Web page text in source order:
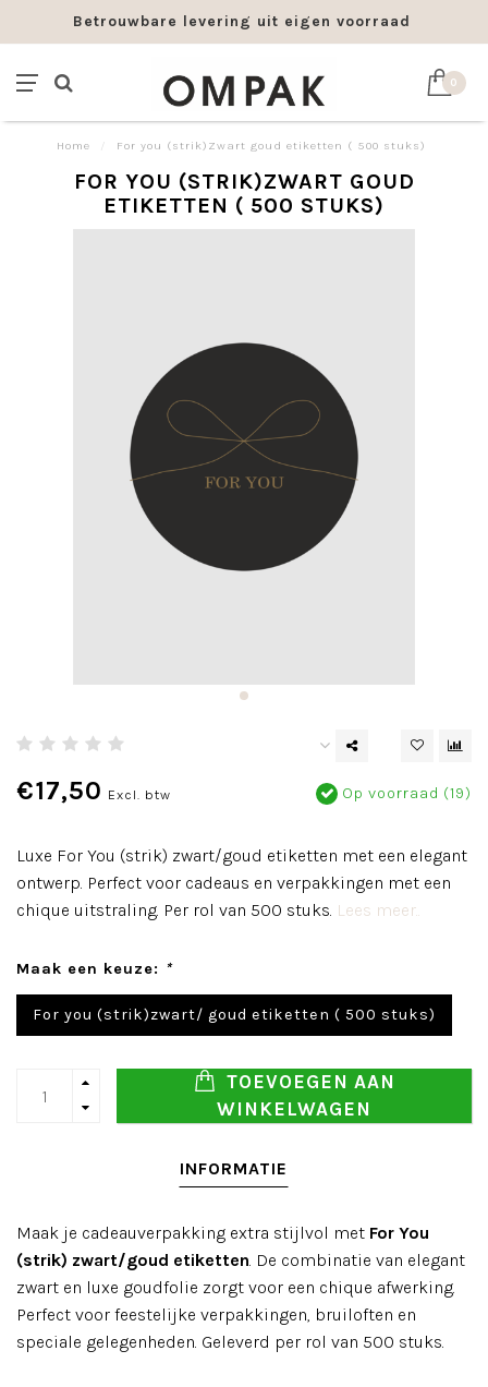
Betrouwbare levering uit eigen voorraad
0
Home For you (strik)Zwart goud etiketten ( 500 stuks)
FOR YOU (STRIK)ZWART GOUD
ETIKETTEN ( 500 STUKS)
€17,50 Excl. btw Op voorraad (19)
Luxe For You (strik) zwart/goud etiketten met een elegant
ontwerp. Perfect voor cadeaus en verpakkingen met een
chique uitstraling. Per rol van 500 stuks. Lees meer..
Maak een keuze: *
For you (strik)zwart/ goud etiketten ( 500 stuks)
TOEVOEGEN AAN
WINKELWAGEN
INFORMATIE
Maak je cadeauverpakking extra stijlvol met For You
(strik) zwart/goud etiketten. De combinatie van elegant
zwart en luxe goudfolie zorgt voor een chique afwerking.
Perfect voor feestelijke verpakkingen, bruiloften en
speciale gelegenheden. Geleverd per rol van 500 stuks.